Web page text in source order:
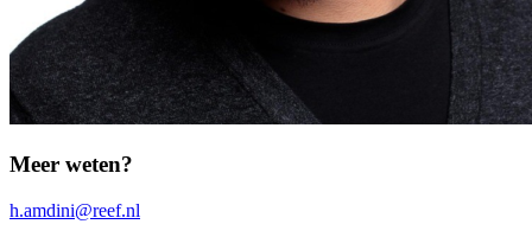
Meer weten?
h.amdini@reef.nl